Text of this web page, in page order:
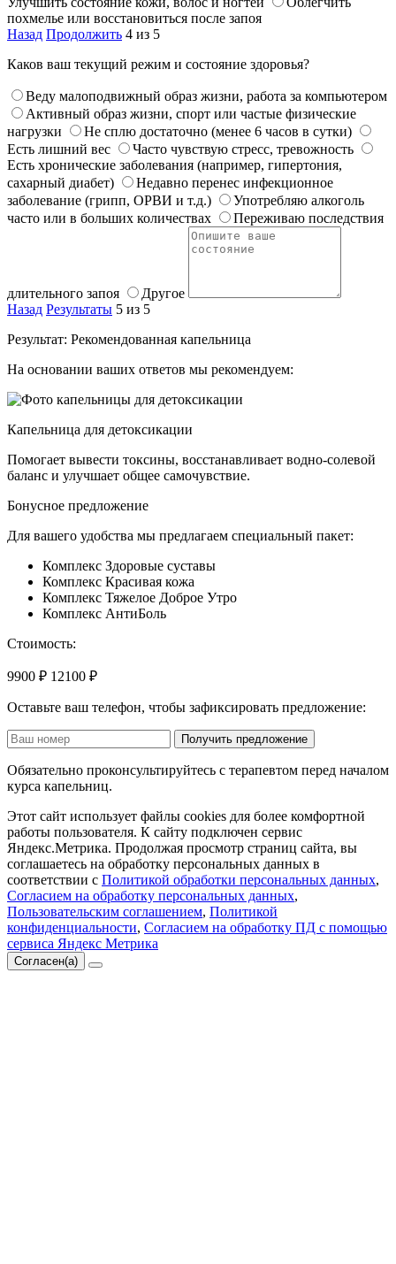
похмелье или восстановиться после запоя
Назад Продолжить 4 из 5
Каков ваш текущий режим и состояние здоровья?
Веду малоподвижный образ жизни, работа за компьютером
Активный образ жизни, спорт или частые физические
нагрузки
Не сплю достаточно (менее 6 часов в сутки)
Есть лишний вес
Часто чувствую стресс, тревожность
Есть хронические заболевания (например, гипертония,
сахарный диабет)
Недавно перенес инфекционное
заболевание (грипп, ОРВИ и т.д.)
Употребляю алкоголь
часто или в больших количествах
Переживаю последствия
длительного запоя
Другое
Назад Результаты 5 из 5
Результат: Рекомендованная капельница
На основании ваших ответов мы рекомендуем:
Капельница для детоксикации
Помогает вывести токсины, восстанавливает водно-солевой
баланс и улучшает общее самочувствие.
Бонусное предложение
Для вашего удобства мы предлагаем специальный пакет:
Комплекс Здоровые суставы
Комплекс Красивая кожа
Комплекс Тяжелое Доброе Утро
Комплекс АнтиБоль
Стоимость:
9900 ₽ 12100 ₽
Оставьте ваш телефон, чтобы зафиксировать предложение:
Получить предложение
Обязательно проконсультируйтесь с терапевтом перед началом
курса капельниц.
Этот сайт использует файлы cookies для более комфортной
работы пользователя. К сайту подключен сервис
Яндекс.Метрика. Продолжая просмотр страниц сайта, вы
соглашаетесь на обработку персональных данных в
соответствии с Политикой обработки персональных данных,
Согласием на обработку персональных данных,
Пользовательским соглашением, Политикой
конфиденциальности, Согласием на обработку ПД с помощью
сервиса Яндекс Метрика
Согласен(а)